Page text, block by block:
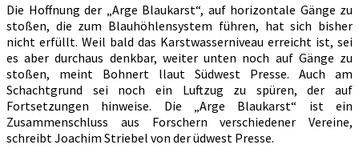
Die Hoffnung der „Arge Blaukarst“, auf horizontale Gänge zu
stoßen, die zum Blauhöhlensystem führen, hat sich bisher
nicht erfüllt. Weil bald das Karstwasserniveau erreicht ist, sei
es aber durchaus denkbar, weiter unten noch auf Gänge zu
stoßen, meint Bohnert llaut Südwest Presse. Auch am
Schachtgrund sei noch ein Luftzug zu spüren, der auf
Fortsetzungen hinweise. Die „Arge Blaukarst“ ist ein
Zusammenschluss aus Forschern verschiedener Vereine,
schreibt Joachim Striebel von der üdwest Presse.